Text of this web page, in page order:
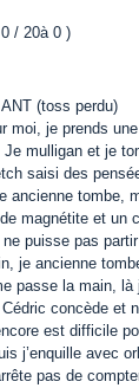
/ 20à 0 )
(toss perdu)
moi, je prends
Je mulligan et je
saisi des
ancienne tombe,
magnétite et un
puisse pas
je ancienne
passe la main,
concède et
est difficile
j’enquille avec
pas de